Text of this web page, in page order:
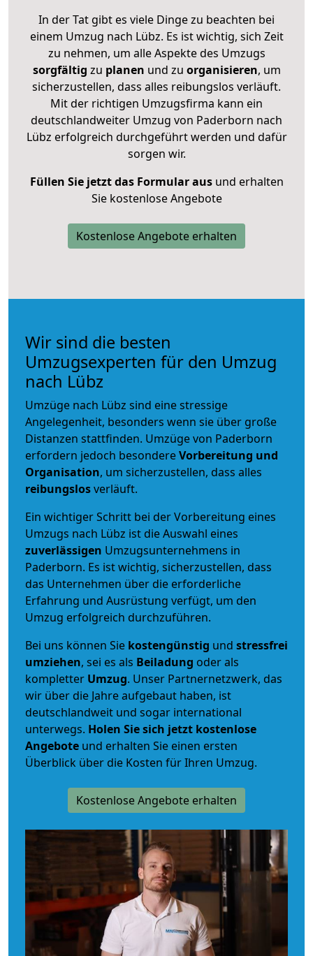
In der Tat gibt es viele Dinge zu beachten bei
einem Umzug nach Lübz. Es ist wichtig, sich Zeit
zu nehmen, um alle Aspekte des Umzugs
sorgfältig zu planen und zu organisieren, um
sicherzustellen, dass alles reibungslos verläuft.
Mit der richtigen Umzugsfirma kann ein
deutschlandweiter Umzug von Paderborn nach
Lübz erfolgreich durchgeführt werden und dafür
sorgen wir.
Füllen Sie jetzt das Formular ausund erhalten
Sie kostenlose Angebote
Kostenlose Angebote erhalten
Wir sind die besten
Umzugsexperten für den Umzug
nach Lübz
Umzüge nach Lübz sind eine stressige
Angelegenheit, besonders wenn sie über große
Distanzen stattfinden. Umzüge von Paderborn
erfordern jedoch besondereVorbereitung und
Organisation, um sicherzustellen, dass alles
reibungslosverläuft.
Ein wichtiger Schritt bei der Vorbereitung eines
Umzugs nach Lübz ist die Auswahl eines
zuverlässigen Umzugsunternehmens in
Paderborn. Es ist wichtig, sicherzustellen, dass
das Unternehmen über die erforderliche
Erfahrung und Ausrüstung verfügt, um den
Umzug erfolgreich durchzuführen.
Bei uns können Sie kostengünstig und stressfrei
umziehen, sei es als Beiladung oder als
kompletter Umzug. Unser Partnernetzwerk, das
wir über die Jahre aufgebaut haben, ist
deutschlandweit und sogar international
unterwegs. Holen Sie sich jetzt kostenlose
Angebote und erhalten Sie einen ersten
Überblick über die Kosten für Ihren Umzug.
Kostenlose Angebote erhalten